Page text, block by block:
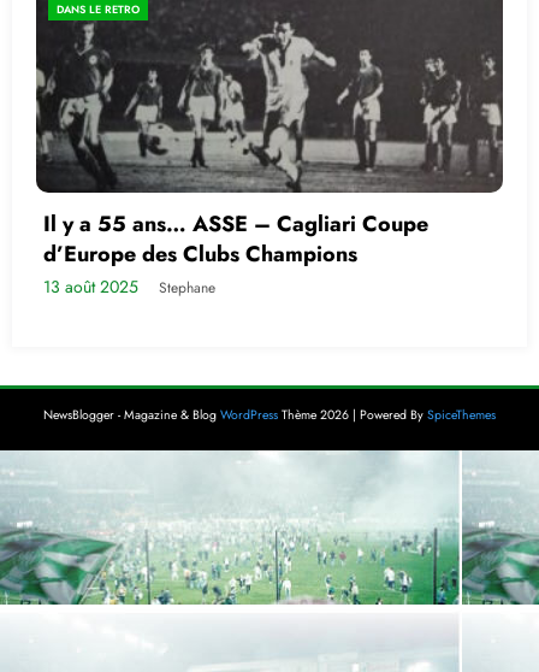
DANS LE RETRO
Il y a 55 ans… ASSE – Cagliari Coupe
d’Europe des Clubs Champions
13 août 2025 Stephane
NewsBlogger - Magazine & Blog WordPress Thème 2026 | Powered By SpiceThemes